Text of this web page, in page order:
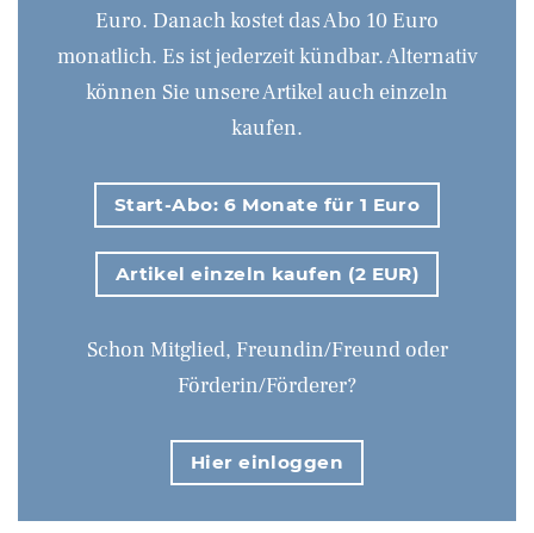
Euro. Danach kostet das Abo 10 Euro
monatlich. Es ist jederzeit kündbar. Alternativ
können Sie unsere Artikel auch einzeln
kaufen.
Start-Abo: 6 Monate für 1 Euro
Artikel einzeln kaufen (2 EUR)
Schon Mitglied, Freundin/Freund oder
Förderin/Förderer?
Hier einloggen